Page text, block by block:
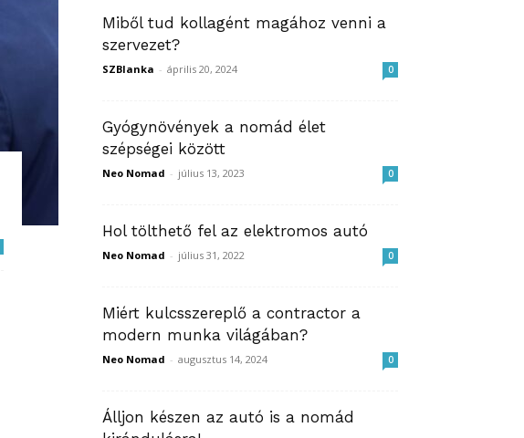
Miből tud kollagént magához venni a
szervezet?
SZBlanka - április 20, 2024 0
Gyógynövények a nomád élet
szépségei között
Neo Nomad - július 13, 2023 0
Hol tölthető fel az elektromos autó
Neo Nomad - július 31, 2022 0
Miért kulcsszereplő a contractor a
modern munka világában?
Neo Nomad - augusztus 14, 2024 0
Álljon készen az autó is a nomád